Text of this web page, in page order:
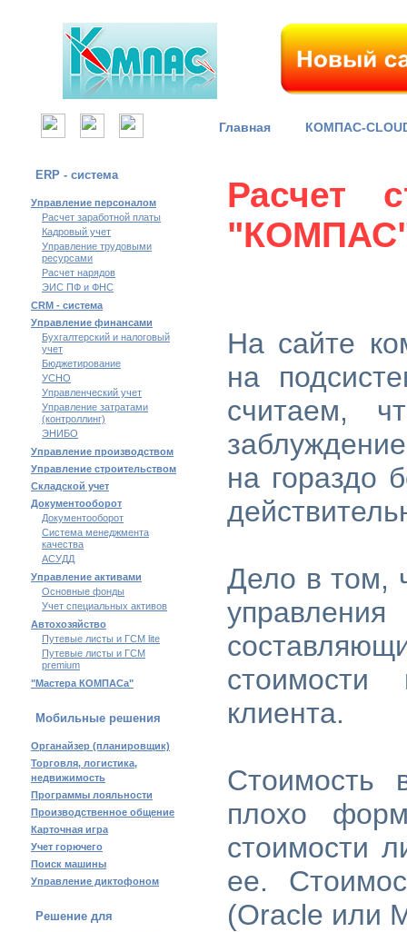
Главная КОМПАС-
ERP - система
Управление персоналом
Расчет заработной платы
Кадровый учет
Управление трудовыми
ресурсами
Расчет нарядов
ЭИС ПФ и ФНС
CRM - система
Управление финансами
Бухгалтерский и налоговый
учет
Бюджетирование
УСНО
Управленческий учет
Управление затратами
(контроллинг)
ЭНИБО
Управление производством
Управление строительством
Складской учет
Документооборот
Документооборот
Система менеджмента
качества
АСУДД
Управление активами
Основные фонды
Учет специальных активов
Автохозяйство
Путевые листы и ГСМ lite
Путевые листы и ГСМ
premium
"Мастера КОМПАСа"
Мобильные решения
Органайзер (планировщик)
Торговля, логистика,
недвижимость
Программы лояльности
Производственное общение
Карточная игра
Учет горючего
Поиск машины
Управление диктофоном
Решение для
Расчет
На сайте
на
считаем,
на гораздо
Дело в том,
стоимости
клиента.
Стоимость
плохо
стоимости
ее.
(Oracle или